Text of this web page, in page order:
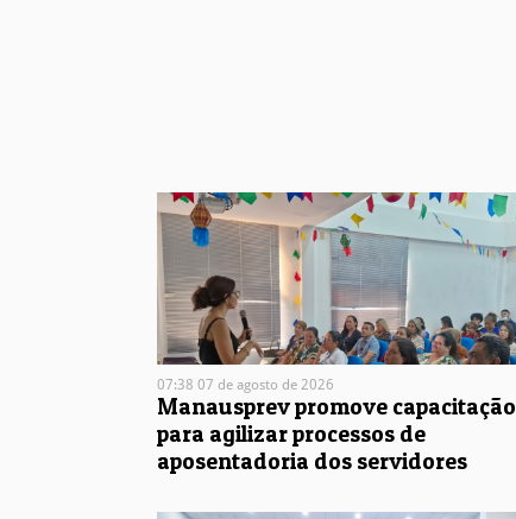
07:38 07 de agosto de 2026
Manausprev promove capacitação
para agilizar processos de
aposentadoria dos servidores